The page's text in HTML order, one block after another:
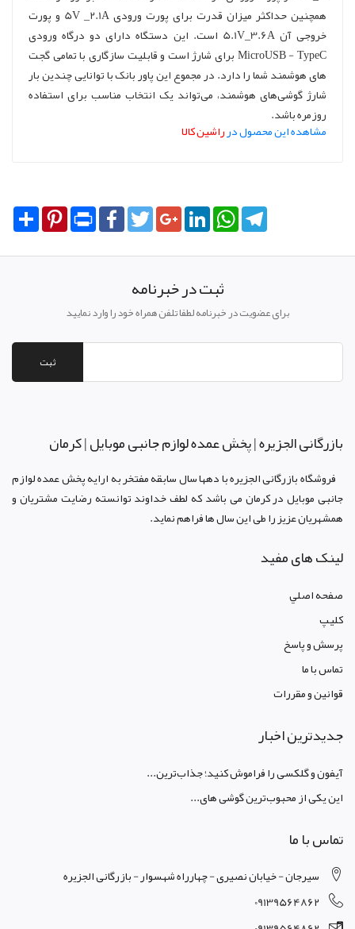
همچنین حداکثر میزان قدرت برای پورت ورودی 5V _2.1A و پورت
خروجی آن 5.1V_3.6A است. این دستگاه دارای دو درگاه ورودی
MicroUSB - TypeC برای شارژ است و قابلیت سازگاری با تمامی گجت
های هوشمند شما را دارد. در مجموع این پاور بانک با توانایی چندین بار
شارژ گوشی‌های هوشمند، می‌تواند یک انتخاب مناسب برای استفاده
روزمره باشد.
مشاهده این محصول درراشین کالا
Share PinterestPrint FacebookTwitterGoogle+LinkedInWhatsApp
ثبت در خبرنامه
برای عضویت در خبرنامه لطفا تلفن همراه خود را وارد نمایید
ثبت
بازرگانی الجزيره | پخش عمده لوازم جانبی موبایل | کرمان
فروشگاه بازرگانی الجزيره با دهها سال سابقه مفتخر به ارايه پخش عمده لوازم
جانبی موبایل در کرمان می باشد که لطف خداوند توانسته رضايت مشتريان و
همشهريان عزيز را طی اين سال ها فراهم نمايد.
لینک های مفید
صفحه اصلي
کليپ
پرسش و پاسخ
تماس با ما
قوانين و مقررات
جدیدترین اخبار
آیفون و گلکسی را فراموش کنید؛ جذاب‌ترین...
این یکی از محبوب‌ترین گوشی های...
تماس با ما
سیرجان - خیابان نصیری - چهارراه شهسوار - بازرگانی الجزیره
09139564862